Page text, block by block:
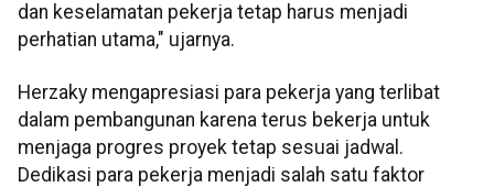
dan keselamatan pekerja tetap harus menjadi
perhatian utama," ujarnya.
Herzaky mengapresiasi para pekerja yang terlibat
dalam pembangunan karena terus bekerja untuk
menjaga progres proyek tetap sesuai jadwal.
Dedikasi para pekerja menjadi salah satu faktor